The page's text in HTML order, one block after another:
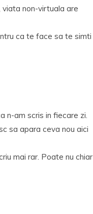
viata non-virtuala are
ca te face sa te simti
n-am scris in fiecare zi.
sa apara ceva nou aici
mai rar. Poate nu chiar